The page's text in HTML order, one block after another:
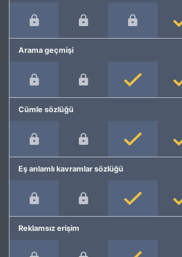
Arama geçmişi
Cümle sözlüğü
Eş anlamlı kavramlar sözlüğü
Reklamsız erişim